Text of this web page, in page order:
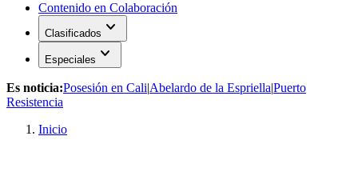
Contenido en Colaboración
Clasificados expand_more
Especiales expand_more
Es noticia:Posesión en Cali|Abelardo de la Espriella|Puerto
Resistencia
Inicio